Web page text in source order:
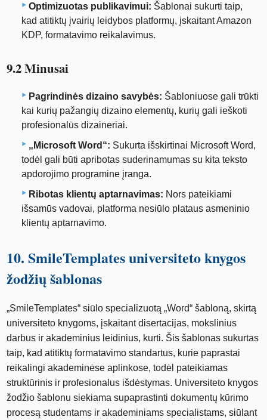
Optimizuotas publikavimui: Šablonai sukurti taip,
kad atitiktų įvairių leidybos platformų, įskaitant Amazon
KDP, formatavimo reikalavimus.
9.2 Minusai
Pagrindinės dizaino savybės: Šabloniuose gali trūkti
kai kurių pažangių dizaino elementų, kurių gali ieškoti
profesionalūs dizaineriai.
„Microsoft Word“: Sukurta išskirtinai Microsoft Word,
todėl gali būti apribotas suderinamumas su kita teksto
apdorojimo programine įranga.
Ribotas klientų aptarnavimas: Nors pateikiami
išsamūs vadovai, platforma nesiūlo plataus asmeninio
klientų aptarnavimo.
10. SmileTemplates universiteto knygos
žodžių šablonas
„SmileTemplates“ siūlo specializuotą „Word“ šabloną, skirtą
universiteto knygoms, įskaitant disertacijas, mokslinius
darbus ir akademinius leidinius, kurti. Šis šablonas sukurtas
taip, kad atitiktų formatavimo standartus, kurie paprastai
reikalingi akademinėse aplinkose, todėl pateikiamas
struktūrinis ir profesionalus išdėstymas. Universiteto knygos
žodžio šablonu siekiama supaprastinti dokumentų kūrimo
procesą studentams ir akademiniams specialistams, siūlant